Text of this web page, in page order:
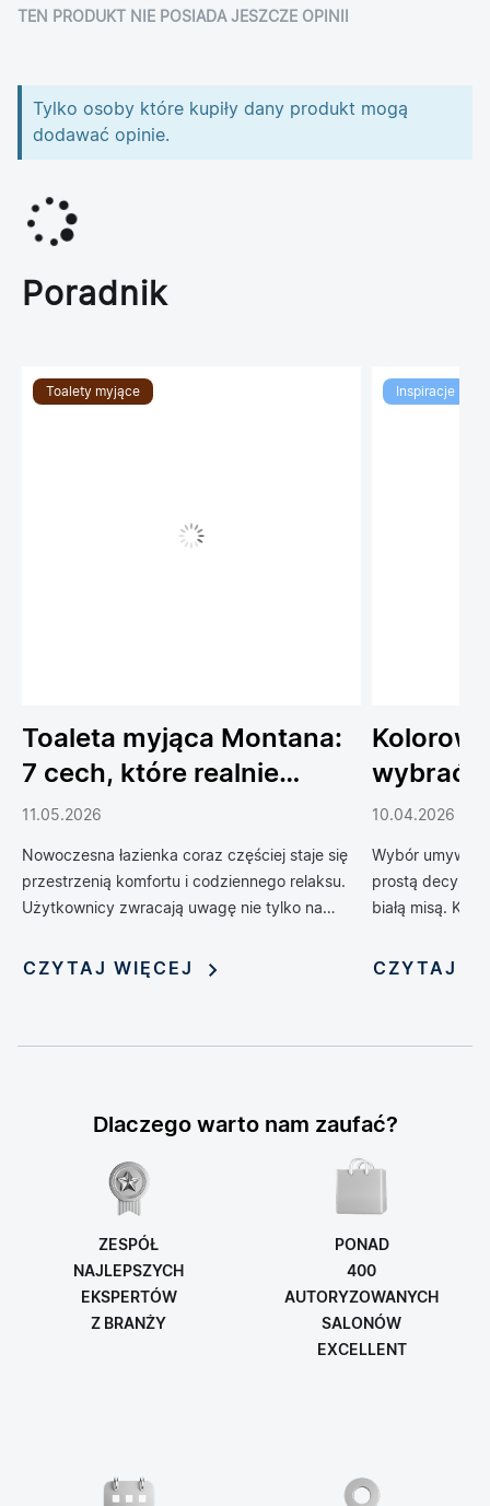
TEN PRODUKT NIE POSIADA JESZCZE OPINII
Tylko osoby które kupiły dany produkt mogą
dodawać opinie.
Poradnik
Toalety myjące
Toaleta myjąca Montana:
7 cech, które realnie
podnoszą komfort
codziennego życia
11.05.2026
Nowoczesna łazienka coraz częściej staje się
przestrzenią komfortu i codziennego relaksu.
Użytkownicy zwracają uwagę nie tylko na
poprawiają wygodę, higienę i funkcjonalność
zaawansowanych urządzeń sprawia, że stają
modnym elementem aranżacji łazienek.
CZYTAJ WIĘCEJ
Inspiracje
wybrać
do
10.04.2026
Wybór
prostą decyzją
białą misą.
oferując
CZYTAJ
Dlaczego warto nam zaufać?
ZESPÓŁ
NAJLEPSZYCH
EKSPERTÓW
Z BRANŻY
PONAD
400
AUTORYZOWANYCH
SALONÓW
EXCELLENT